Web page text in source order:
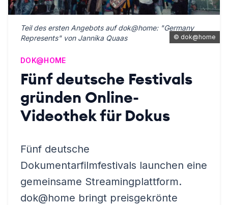
© dok@home
Teil des ersten Angebots auf dok@home: "Germany
Represents" von Jannika Quaas
DOK@HOME
Fünf deutsche Festivals
gründen Online-
Videothek für Dokus
Fünf deutsche
Dokumentarfilmfestivals launchen eine
gemeinsame Streamingplattform.
dok@home bringt preisgekrönte